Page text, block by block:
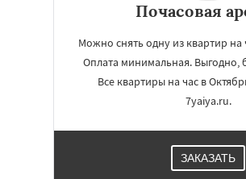
Почасовая
Можно снять одну из квартир на
Оплата минимальная. Выгодно,
Все квартиры на час в
7yaiya.ru.
ЗАКАЗАТЬ